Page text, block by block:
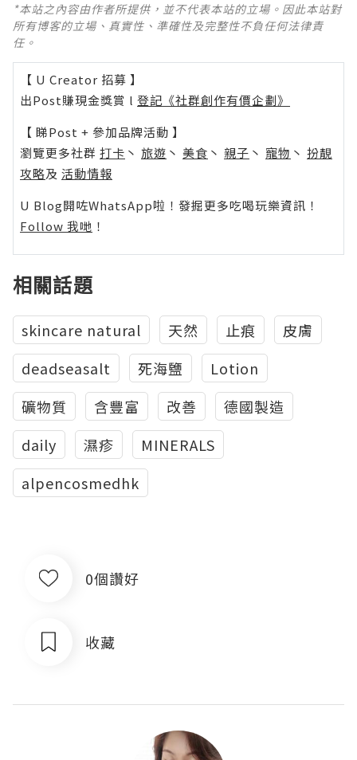
*本站之內容由作者所提供，並不代表本站的立場。因此本站對
所有博客的立場、真實性、準確性及完整性不負任何法律責
任。
【 U Creator 招募 】
出Post賺現金獎賞 l 登記《社群創作有價企劃》
【 睇Post + 參加品牌活動 】
瀏覽更多社群 打卡 丶 旅遊 丶 美食 丶 親子 丶 寵物 丶 扮靚
攻略及 活動情報
U Blog開咗WhatsApp啦！發掘更多吃喝玩樂資訊！
Follow 我哋 ！
相關話題
skincare natural 天然 止痕
皮膚
deadseasalt
死海鹽
Lotion
礦物質
含豐富 改善
德國製造
daily
濕疹
MINERALS
alpencosmedhk
0個讚好
收藏